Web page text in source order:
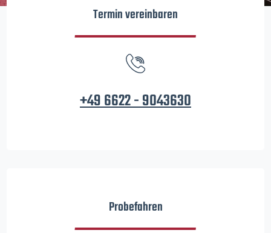
Termin vereinbaren
+49 6622 - 9043630
Probefahren